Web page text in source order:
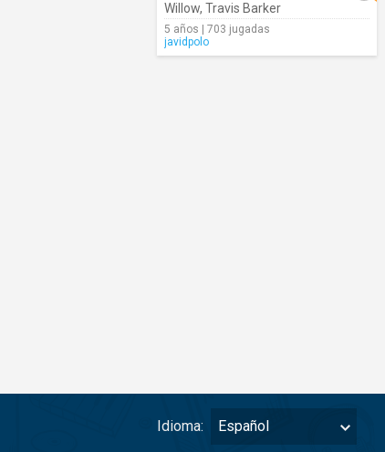
Willow, Travis Barker
5 años | 703 jugadas
javidpolo
Idioma: Español